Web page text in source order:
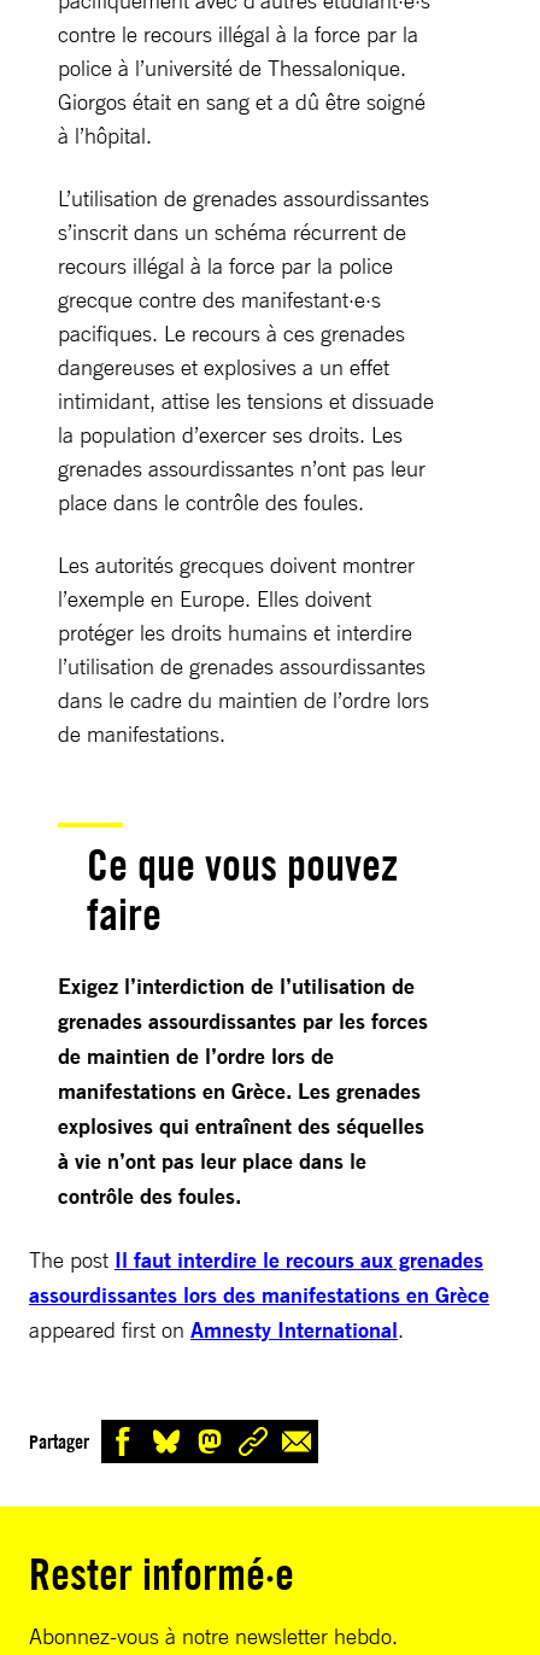
contre le recours illégal à la force par la
police à l’université de Thessalonique.
Giorgos était en sang et a dû être soigné
à l’hôpital.
L’utilisation de grenades assourdissantes
s’inscrit dans un schéma récurrent de
recours illégal à la force par la police
grecque contre des manifestant·e·s
pacifiques. Le recours à ces grenades
dangereuses et explosives a un effet
intimidant, attise les tensions et dissuade
la population d’exercer ses droits. Les
grenades assourdissantes n’ont pas leur
place dans le contrôle des foules.
Les autorités grecques doivent montrer
l’exemple en Europe. Elles doivent
protéger les droits humains et interdire
l’utilisation de grenades assourdissantes
dans le cadre du maintien de l’ordre lors
de manifestations.
Ce que vous pouvez
faire
Exigez l’interdiction de l’utilisation de
grenades assourdissantes par les forces
de maintien de l’ordre lors de
manifestations en Grèce. Les grenades
explosives qui entraînent des séquelles
à vie n’ont pas leur place dans le
contrôle des foules.
The post Il faut interdire le recours aux grenades
assourdissantes lors des manifestations en Grèce
appeared first on Amnesty International.
Partager
Rester informé·e
Abonnez-vous à notre newsletter hebdo.